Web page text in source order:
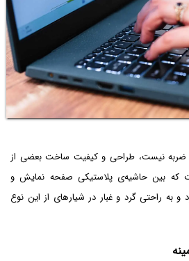
ضربه نیست، طراحی و کیفیت ساخت بعضی از
که بین حاشیه‌ی پلاستیکی صفحه نمایش و
به راحتی گرد و غبار در شیارهای از این نوع